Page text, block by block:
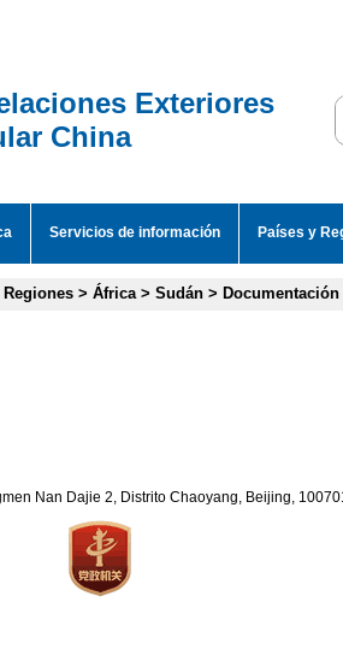
Exteriores
China
Servicios de información Países y
Regiones > África> Sudán > Documentación
Nan Dajie 2, Distrito Chaoyang, Beijing,